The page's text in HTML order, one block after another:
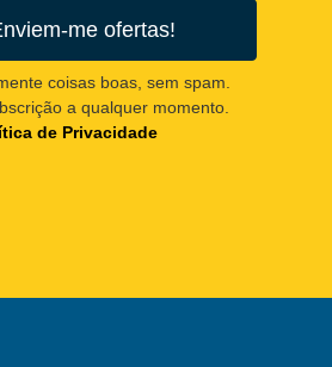
me ofertas!
coisas boas, sem spam.
a qualquer momento.
de Privacidade